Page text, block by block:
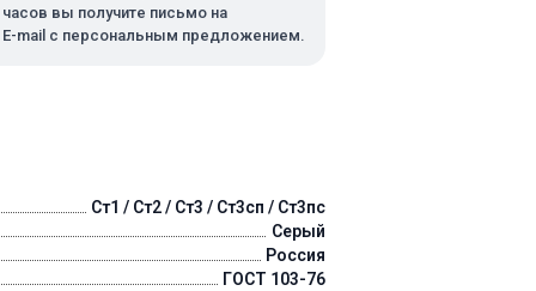
Ст1 / Ст2 / Ст3 / Ст3сп / Ст3пс
Серый
Россия
ГОСТ 103-76
часов вы получите письмо на
E-mail с персональным предложением.